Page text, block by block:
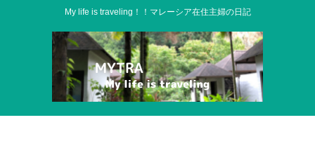
My life is traveling！！マレーシア在住主婦の日記